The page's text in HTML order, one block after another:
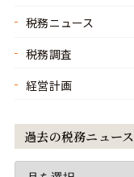
税務ニュース
税務調査
経営計画
過去の税務ニュース